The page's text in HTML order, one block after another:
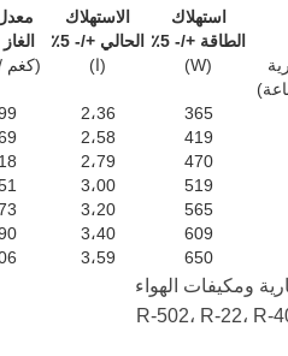
استهلاك
الطاقة +/- 5٪
الاستهلاك
الحالي +/- 5٪
(W) (ا) (كغم
365 2،36
419 2،58
470 2،79
519 3،00
565 3،20
609 3،40
650 3،59
ومكيفات الهواء